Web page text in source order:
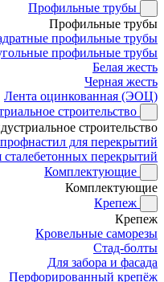
Профильные трубы
Профильные трубы
профильные трубы
профильные трубы
Белая жесть
Черная жесть
Лента оцинкованная (ЭОЦ)
строительство
строительство
для перекрытий
перекрытий
Комплектующие
Комплектующие
Крепеж
Крепеж
Кровельные саморезы
Стад-болты
Для забора и фасада
Перфорированный крепёж